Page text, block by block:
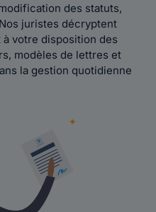
des statuts,
juristes décryptent
votre disposition des
modèles de lettres et
la gestion quotidienne